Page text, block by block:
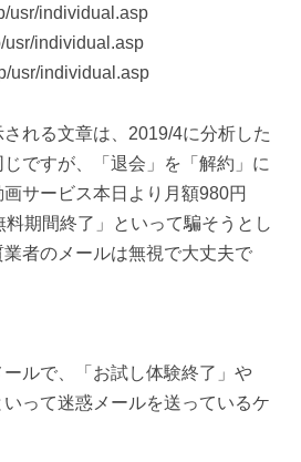
usr/individual.asp
usr/individual.asp
usr/individual.asp
れる文章は、2019/4に分析した
ですが、「退会」を「解約」に
サービス本日より月額980円
料期間終了」といって騙そうとし
者のメールは無視で大丈夫で
ルで、「お試し体験終了」や
いって迷惑メールを送っているケ